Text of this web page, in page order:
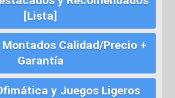
[Lista]
Montados Calidad/Precio +
Garantía
y Juegos Ligeros